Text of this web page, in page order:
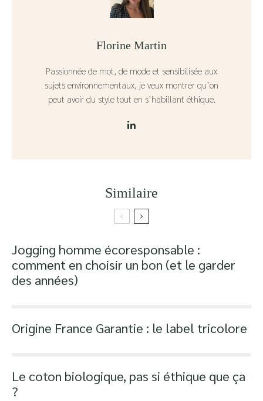
Florine Martin
Passionnée de mot, de mode et sensibilisée aux
sujets environnementaux, je veux montrer qu’on
peut avoir du style tout en s’habillant éthique.
Similaire
Jogging homme écoresponsable :
comment en choisir un bon (et le garder
des années)
Origine France Garantie : le label tricolore
Le coton biologique, pas si éthique que ça
?